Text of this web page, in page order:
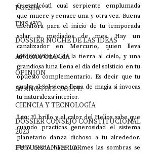
POESÍA
ENSAYO
DOSSIER NOCHE DE LAS IDEAS
ANTROPOLOGÍA
OPINIÓN
50 AÑOS DEL GOLPE
CIENCIA Y TECNOLOGÍA
DOSSIER CONSEJO CONSTITUCIONAL
2023
FUTURO ANTERIOR
Quetzalcóatl cual serpiente emplumada
que muere y renace una y otra vez. Buena
metáfora para el inicio de tu temporada
solar a mediados de mes. Hay un
canalizador en Mercurio, quien lleva
informaciones de la tierra al cielo, y una
grandiosa luna llena el día del solsticio en tu
opuesto complementario. Es decir que tu
vuelta al Sol viene llena de magia si invocas
tu naturaleza interior.
Leo: El brillo y el calor del Helios sabe que
cuando practicas generosidad el sistema
planetario danza dichoso a tu alrededor.
Pero desde hace un mes las sombras se